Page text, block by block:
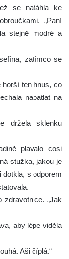
se natáhla ke
„Paní
stejně modré a
zatímco se
horší ten hnus, co
napatlat na
držela sklenku
plavalo cosi
stužka, jakou je
dotkla, s odporem
zdravotnice. „Jak
aby lépe viděla
Aši číplá.“